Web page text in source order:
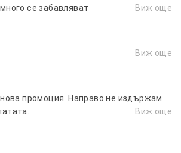
се забавляват
Виж още
Виж още
нова промоция. Направо не издържам
Виж още